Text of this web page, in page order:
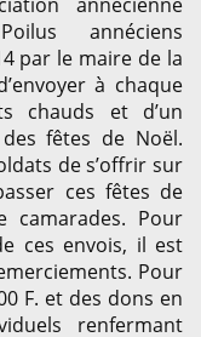
annéciens
par le maire de la
à chaque
chauds et d’un
fêtes de Noël.
de s’offrir sur
ces fêtes de
camarades. Pour
ces envois, il est
Pour
F. et des dons en
renfermant